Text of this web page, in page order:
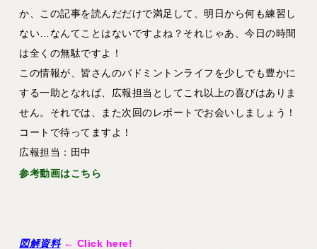
か、この記事を読んだだけで満足して、明日から何も練習し
ない…なんてことはないですよね？それじゃあ、今日の時間
は全くの無駄ですよ！
この情報が、皆さんのバドミントンライフを少しでも豊かに
する一助となれば、広報担当としてこれ以上の喜びはありま
せん。それでは、また次回のレポートでお会いしましょう！
コートで待ってますよ！
広報担当：田中
参考動画はこちら
図解資料 ← Click here!